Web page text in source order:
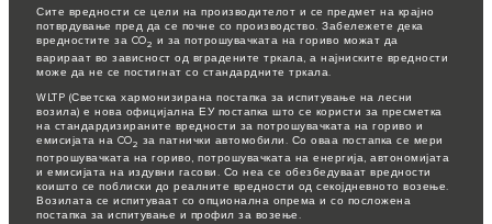
Сите вредности се цели на производителот и се предмет на крајно
потврдување пред да се почне со производство. Забележете дека
вредностите за CO2 и за потрошувачката на гориво можат да
варираат во зависност од вградените тркала, а најниските вредности
може да не се постигнат со стандардните тркала.
WLTP (Светска хармонизирана постапка за испитување на лесни
возила) е нова официјална ЕУ постапка што се користи за пресметка
на стандардизираните вредности за потрошувачката на гориво и
емисијата на CO2 за патнички автомобили. Со оваа постапка се мери
потрошувачката на гориво, потрошувачката на енергија, автономијата
и емисијата на издувни гасови. Со неа се обезбедуваат вредности
коишто се поблиски до реалните вредности од секојдневното возење.
Возилата се испитуваат со опционална опрема и со посложена
постапка за испитување и профил за возење.